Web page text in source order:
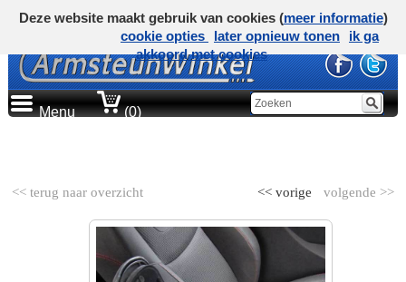
Menu (0)
<< terug naar overzicht volgende >>
<< vorige
Deze website maakt gebruik van cookies (meer informatie)
cookie opties
later opnieuw tonen
ik ga
akkoord met cookies